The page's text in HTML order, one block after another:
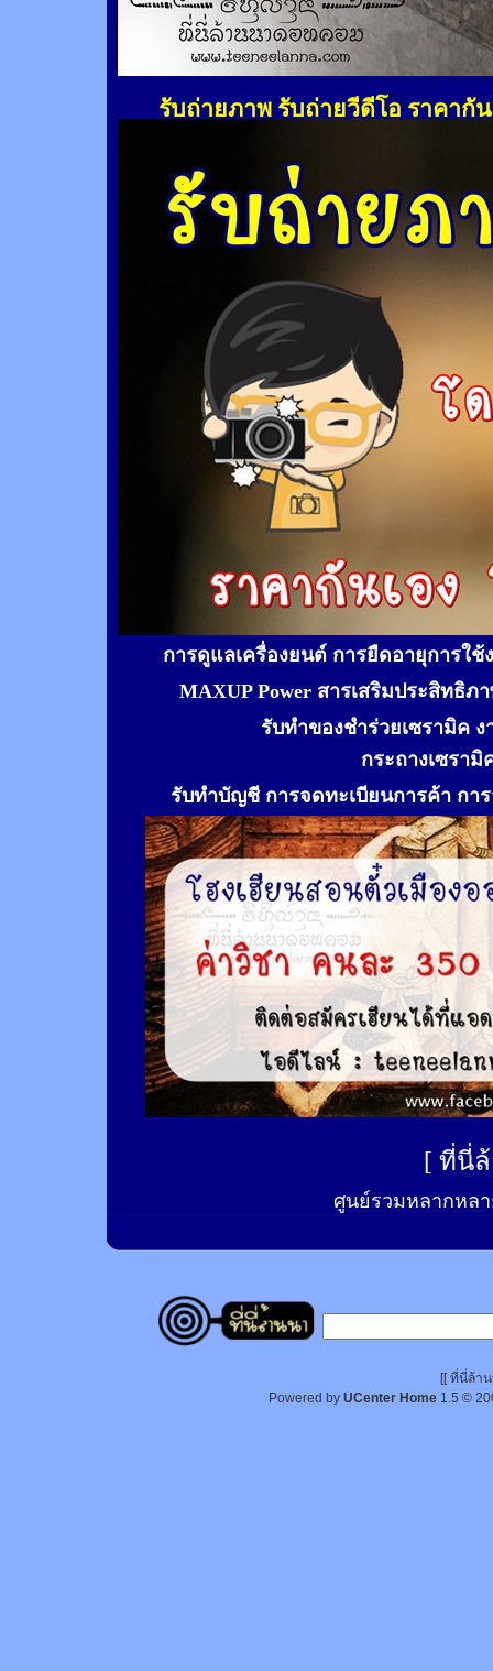
รับถ่ายภาพ รับถ่ายวีดีโอ ราคากั
การดูแลเครื่องยนต์ การยืดอายุการใ
MAXUP Power สารเสริมประสิทธิ
รับทำของชำร่วยเซรามิค
กระถางเซรา
รับทำบัญชี การจดทะเบียนการค้า กา
[ ที่นี่
ศูนย์รวมหลากหลา
[[ ที่นี่ล้า
Powered by UCenter Home 1.5 ©